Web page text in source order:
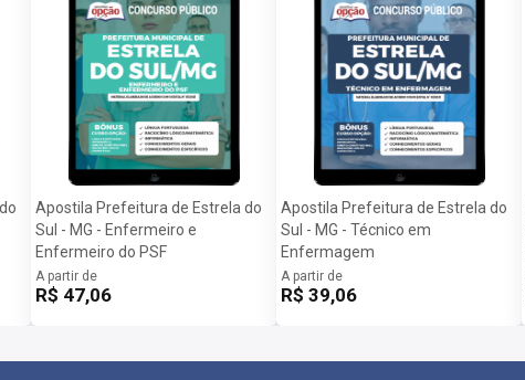
Apostila Prefeitura de Estrela do
Sul - MG - Enfermeiro e
Enfermeiro do PSF
A partir de
R$ 47,06
Apostila Prefeitura de Estrela do
Sul - MG - Técnico em
Enfermagem
A partir de
R$ 39,06